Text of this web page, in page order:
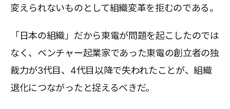
変えられないものとして組織変革を拒むのである。
「日本の組織」だから東電が問題を起こしたのでは
なく、ベンチャー起業家であった東電の創立者の独
裁力が3代目、4代目以降で失われたことが、組織
退化につながったと捉えるべきだ。